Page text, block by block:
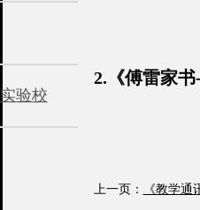
2.《傅雷家
上一页： 《教学
验校